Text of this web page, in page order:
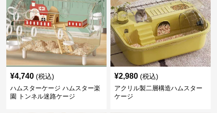
¥4,740 (税込)
ハムスターケージ ハムスター楽
園 トンネル迷路ケージ
¥2,980 (税込)
アクリル製二層構造ハムスター
ケージ